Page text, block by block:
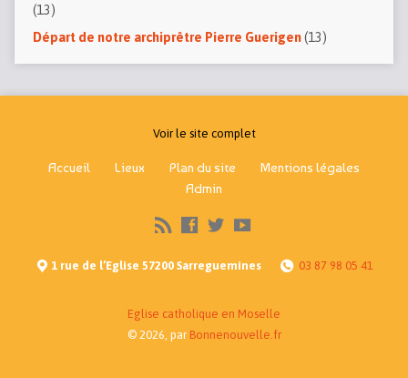
(13)
Départ de notre archiprêtre Pierre Guerigen (13)
Voir le site complet
Accueil Lieux Plan du site
Mentions légales
Admin
1 rue de l’Eglise 57200 Sarreguemines 03 87 98 05 41
Eglise catholique en Moselle
© 2026, par Bonnenouvelle.fr